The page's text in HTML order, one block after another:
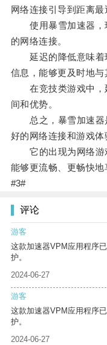
网络连接引导到距离最
使用暴雪加速器，
的网络连接。
延迟的降低意味着
信息，能够更及时地与
在竞技类游戏中，
间和优势。
总之，暴雪加速器
好的网络连接和游戏体
它的出现为网络游
能够更流畅、更畅快地
#3#
评论
游客
这款加速器VPM应用程序
护。
2024-06-27
游客
这款加速器VPM应用程序
护。
2024-06-27